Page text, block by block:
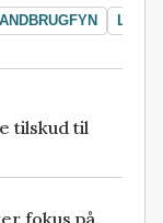
tilskud til
fokus på